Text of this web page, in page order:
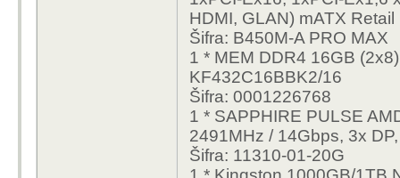
HDMI, GLAN) mATX Retail
Šifra: B450M-A PRO MAX
1 * MEM DDR4 16GB
KF432C16BBK2/16
Šifra: 0001226768
1 * SAPPHIRE PULSE
2491MHz / 14Gbps, 3x
Šifra: 11310-01-20G